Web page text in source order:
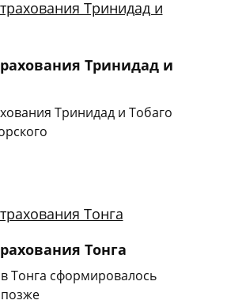
Тринидад и
Тринидад и Тобаго
Тонга
Тонга сформировалось